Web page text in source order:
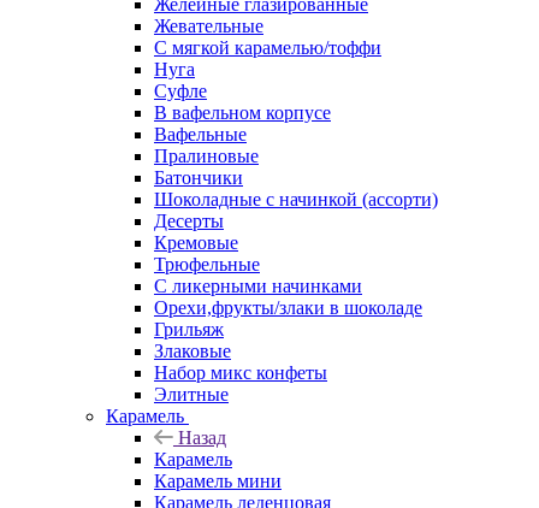
Желейные глазированные
Жевательные
С мягкой карамелью/тоффи
Нуга
Суфле
В вафельном корпусе
Вафельные
Пралиновые
Батончики
Шоколадные с начинкой (ассорти)
Десерты
Кремовые
Трюфельные
С ликерными начинками
Орехи,фрукты/злаки в шоколаде
Грильяж
Злаковые
Набор микс конфеты
Элитные
Карамель
Назад
Карамель
Карамель мини
Карамель леденцовая